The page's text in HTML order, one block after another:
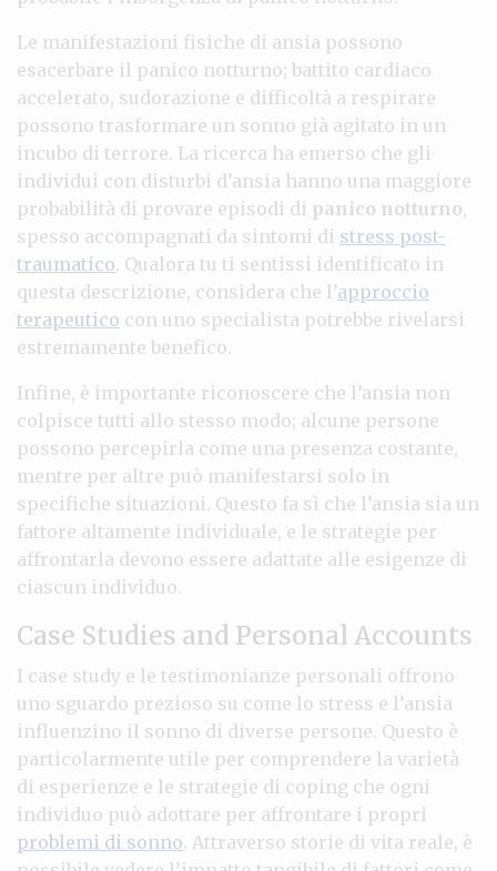
Le manifestazioni fisiche di ansia possono
esacerbare il panico notturno; battito cardiaco
accelerato, sudorazione e difficoltà a respirare
possono trasformare un sonno già agitato in un
incubo di terrore. La ricerca ha emerso che gli
individui con disturbi d’ansia hanno una maggiore
probabilità di provare episodi di panico notturno,
spesso accompagnati da sintomi di stress post-
traumatico. Qualora tu ti sentissi identificato in
questa descrizione, considera che l’approccio
terapeutico con uno specialista potrebbe rivelarsi
estremamente benefico.
Infine, è importante riconoscere che l’ansia non
colpisce tutti allo stesso modo; alcune persone
possono percepirla come una presenza costante,
mentre per altre può manifestarsi solo in
specifiche situazioni. Questo fa sì che l’ansia sia un
fattore altamente individuale, e le strategie per
affrontarla devono essere adattate alle esigenze di
ciascun individuo.
Case Studies and Personal Accounts
I case study e le testimonianze personali offrono
uno sguardo prezioso su come lo stress e l’ansia
influenzino il sonno di diverse persone. Questo è
particolarmente utile per comprendere la varietà
di esperienze e le strategie di coping che ogni
individuo può adottare per affrontare i propri
problemi di sonno. Attraverso storie di vita reale, è